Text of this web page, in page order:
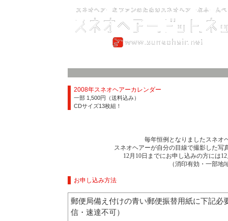
2008年スネオヘアーカレンダー
一部 1,500円（送料込み）
CDサイズ13枚組！
毎年恒例となりましたスネオ
スネオヘアーが自分の目線で撮影した写
12月10日までにお申し込みの方には
（消印有効・一部地
お申し込み方法
郵便局備え付けの青い郵便振替用紙に下記必
信・速達不可）